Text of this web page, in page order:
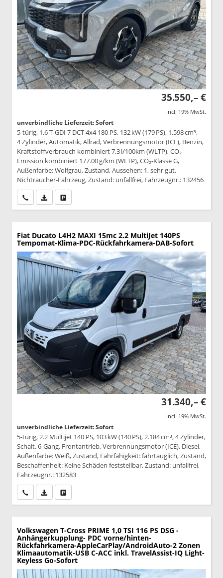
35.550,– €
incl. 19% MwSt.
unverbindliche Lieferzeit: Sofort
5-türig, 1.6 T-GDI 7 DCT 4x4 180 PS, 132 kW (179 PS), 1.598 cm³,
4 Zylinder, Automatik, Allrad, Verbrennungsmotor (ICE), Benzin,
Kraftstoffverbrauch kombiniert 7,3 l/100km (WLTP), CO₂-
Emission kombiniert 177.00 g/km (WLTP), CO₂-Klasse G,
Außenfarbe: Wolfgrau, Zustand, Aussehen: 1, sehr gut,
Nichtraucher-Fahrzeug, Zustand: unfallfrei, Fahrzeugnr.: 132456
Wir rufen Sie anPDF-Datei, Fahrzeugexposé drucken
Fiat Ducato L4H2 MAXI 15mc 2.2 MultiJet 140PS
Tempomat-Klima-PDC-Rückfahrkamera-DAB-Sofort
31.340,– €
incl. 19% MwSt.
unverbindliche Lieferzeit: Sofort
5-türig, 2.2 Multijet 140 PS, 103 kW (140 PS), 2.184 cm³, 4 Zylinder,
Schalt. 6-Gang, Frontantrieb, Verbrennungsmotor (ICE), Diesel,
Außenfarbe: Weiß, Zustand, Fahrfähigkeit: fahrtauglich, Zustand,
Beschaffenheit: Keine Schäden feststellbar, Zustand: unfallfrei,
Fahrzeugnr.: 132583
Wir rufen Sie anPDF-Datei, Fahrzeugexposé drucken
Volkswagen T-Cross PRIME 1,0 TSI 116 PS DSG -
Anhängerkupplung- PDC vorne/hinten-
Rückfahrkamera-AppleCarPlay/AndroidAuto-2 Zonen
Klimaautomatik-USB C-ACC inkl. TravelAssist-IQ Light-
Keyless Go-Sofort